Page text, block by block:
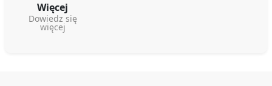
Więcej
Dowiedz się
więcej